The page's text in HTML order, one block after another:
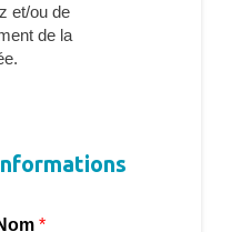
et/ou de
de la
*